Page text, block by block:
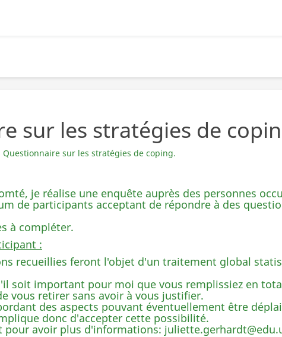
sur les stratégies de
Questionnaire sur les stratégies de coping.
je réalise une enquête auprès des personnes
de participants acceptant de répondre à des
à compléter.
:
recueillies feront l'objet d'un traitement global
soit important pour moi que vous remplissiez en
vous retirer sans avoir à vous justifier.
des aspects pouvant éventuellement être
donc d'accepter cette possibilité.
avoir plus d'informations: